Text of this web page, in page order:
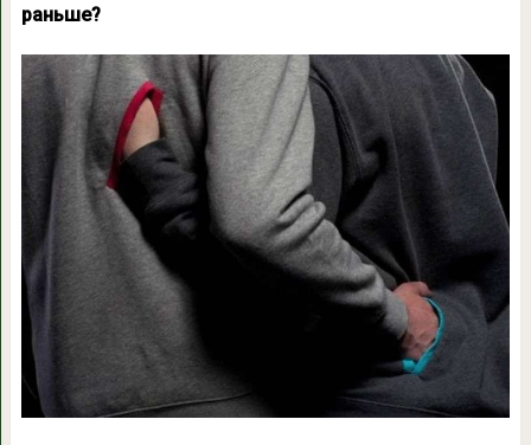
раньше?